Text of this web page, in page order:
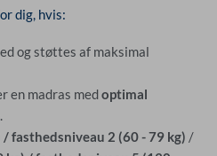
dig, hvis:
og støttes af maksimal
en madras medoptimal
fasthedsniveau 2 (60 - 79 kg) /